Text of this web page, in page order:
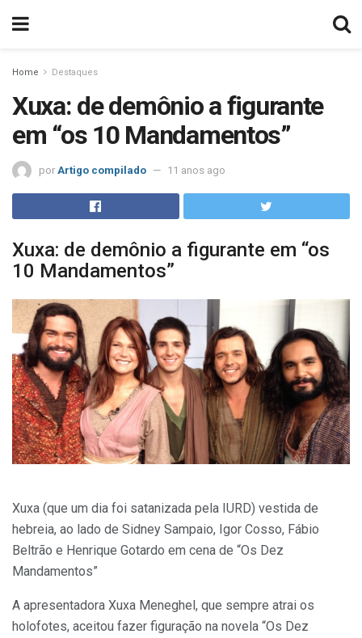
Home Destaques
Xuxa: de demônio a figurante
em “os 10 Mandamentos”
por Artigo compilado 11 anos ago
Xuxa: de demônio a figurante em “os
10 Mandamentos”
Xuxa (que um dia foi satanizada pela IURD) vestida de
hebreia, ao lado de Sidney Sampaio, Igor Cosso, Fábio
Beltrão e Henrique Gotardo em cena de “Os Dez
Mandamentos”
A apresentadora Xuxa Meneghel, que sempre atrai os
holofotes, aceitou fazer figuração na novela “Os Dez